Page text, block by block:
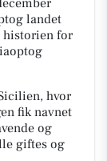
landet
historien for
hvor
fik navnet
og
giftes og